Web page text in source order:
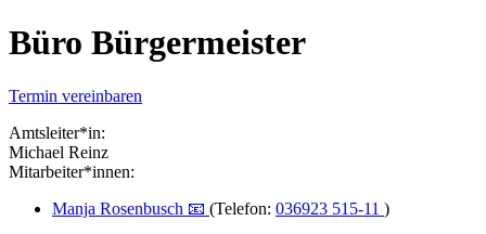
Büro Bürgermeister
Termin vereinbaren
Amtsleiter*in:
Michael Reinz
Mitarbeiter*innen:
Manja Rosenbusch 📧 (Telefon: 036923 515-11 )